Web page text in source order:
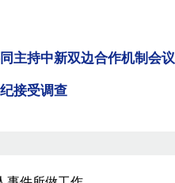
主持中新双边合作机制会议
接受调查